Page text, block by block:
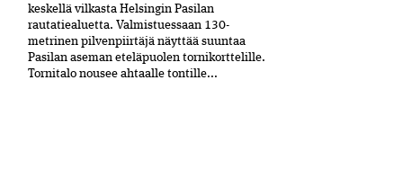
keskellä vilkasta Helsingin Pasilan
rautatiealuetta. Valmistuessaan 130-
metrinen pilvenpiirtäjä näyttää suuntaa
Pasilan aseman eteläpuolen tornikorttelille.
Tornitalo nousee ahtaalle tontille...